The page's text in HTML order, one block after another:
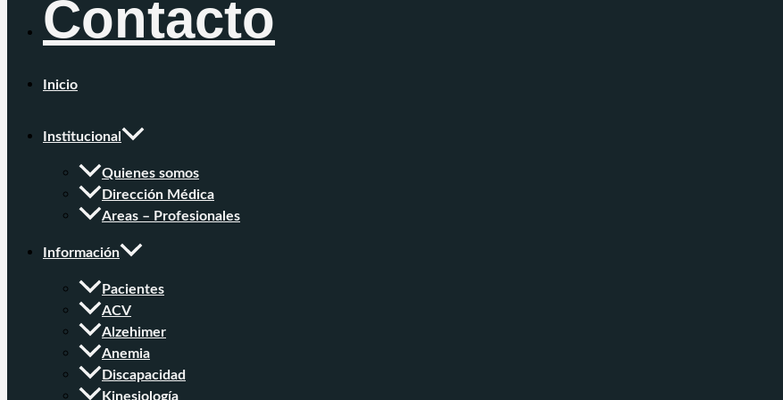
Contacto
Inicio
Institucional
Quienes somos
Dirección Médica
Areas – Profesionales
Información
Pacientes
ACV
Alzehimer
Anemia
Discapacidad
Kinesiología